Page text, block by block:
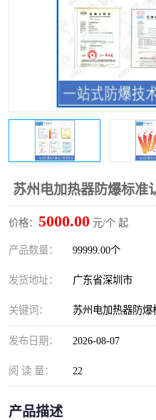
苏州电加热器防爆标准
价格： 5000.00 元/个 起
产品数量： 99999.00个
发货地址： 广东省深圳市
关键词： 苏州电加热器防爆
发布日期： 2026-08-07
阅 读 量： 22
产品描述
防爆资质证书
防爆电气检测机构
防爆认证代理机构